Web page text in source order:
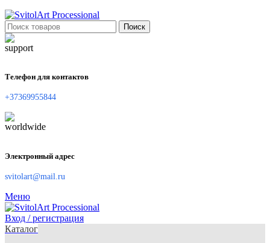
Поиск
Телефон для контактов
+37369955844
Электронный адрес
svitolart@mail.ru
Меню
Вход / регистрация
Каталог